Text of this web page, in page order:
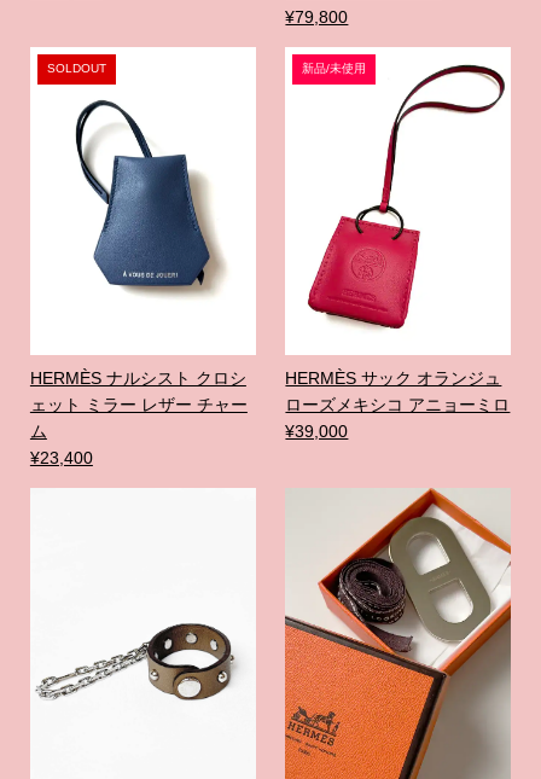
¥79,800
SOLDOUT
HERMÈS ナルシスト クロシ
ェット ミラー レザー チャー
ム
¥23,400
新品/未使用
HERMÈS サック オランジュ
ローズメキシコ アニョーミロ
¥39,000